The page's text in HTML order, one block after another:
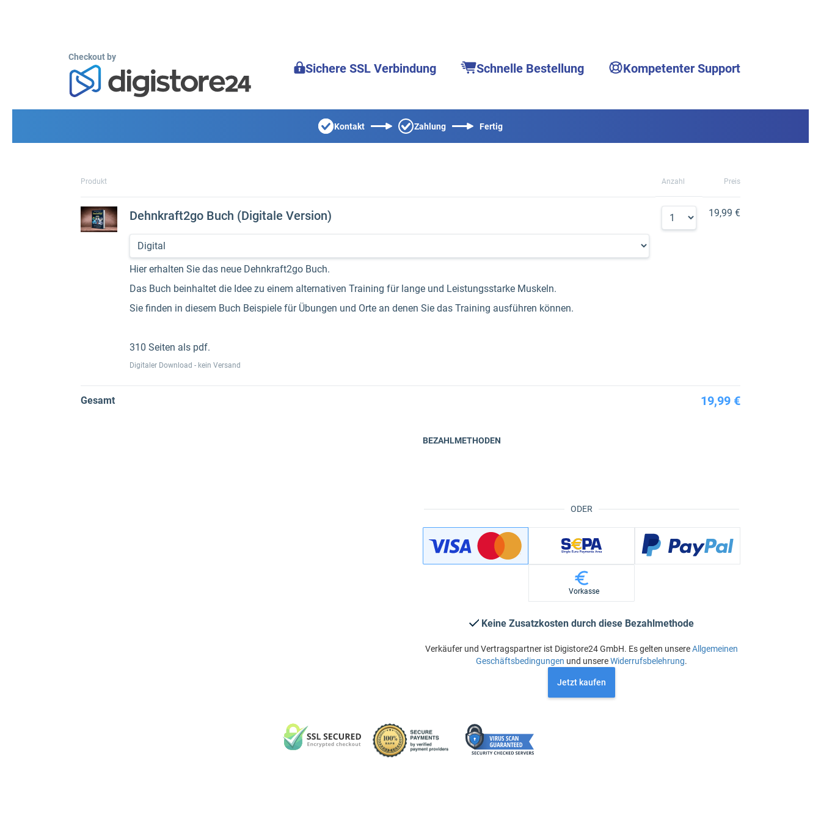
Checkout by
Sichere SSL Verbindung Schnelle Bestellung Kompetenter Support
Kontakt Zahlung Fertig
Produkt Anzahl Preis
Dehnkraft2go Buch (Digitale Version)
Hier erhalten Sie das neue Dehnkraft2go Buch.
Das Buch beinhaltet die Idee zu einem alternativen Training für lange und Leistungsstarke Muskeln.
Sie finden in diesem Buch Beispiele für Übungen und Orte an denen Sie das Training ausführen können.
310 Seiten als pdf.
Digitaler Download - kein Versand
19,99 €
Gesamt 19,99 €
ODER
BEZAHLMETHODEN
Vorkasse
Keine Zusatzkosten durch diese Bezahlmethode
Verkäufer und Vertragspartner ist Digistore24 GmbH. Es gelten unsereAllgemeinen
Geschäftsbedingungen und unsereWiderrufsbelehrung.
Jetzt kaufen